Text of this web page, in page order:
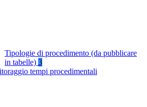
Tipologie di procedimento (da pubblicare
in tabelle) 3
tempi procedimentali